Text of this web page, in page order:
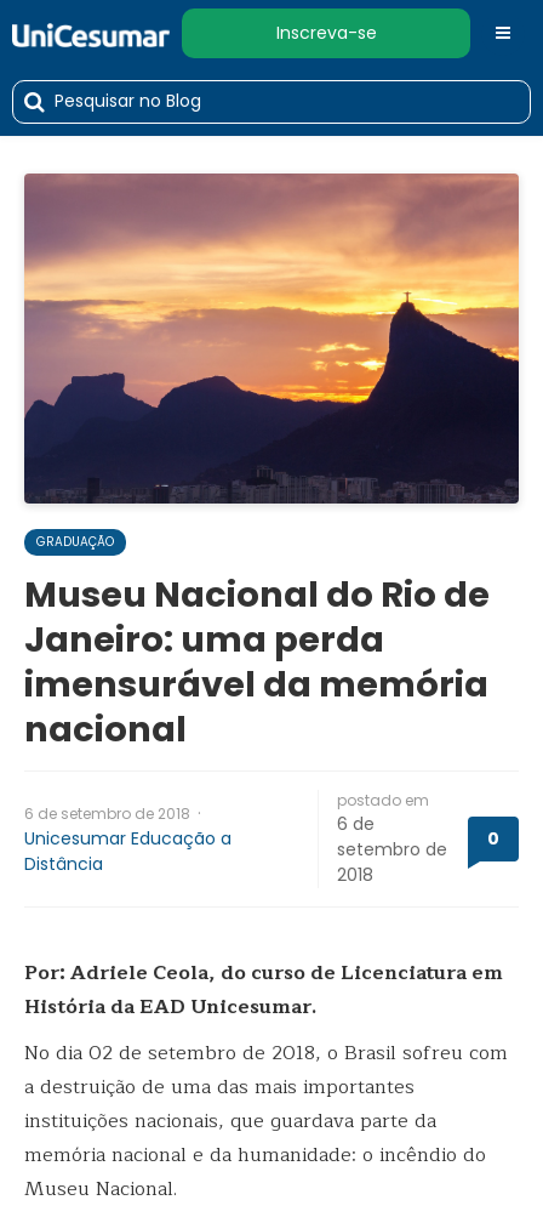
Inscreva-se
GRADUAÇÃO
Museu Nacional do Rio de
Janeiro: uma perda
imensurável da memória
nacional
6 de setembro de 2018 ·
Unicesumar Educação a
Distância
postado em
6 de
setembro de
2018
0
Por: Adriele Ceola, do curso de Licenciatura em
História da EAD Unicesumar.
No dia 02 de setembro de 2018, o Brasil sofreu com
a destruição de uma das mais importantes
instituições nacionais, que guardava parte da
memória nacional e da humanidade: o incêndio do
Museu Nacional.